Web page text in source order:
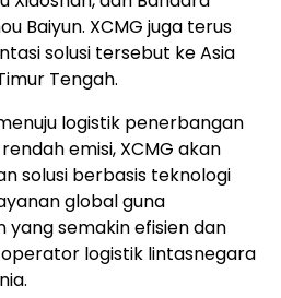
Baiyun. XCMG juga terus
solusi tersebut ke Asia
Tengah.
logistik penerbangan
emisi, XCMG akan
solusi berbasis teknologi
global guna
semakin efisien dan
logistik lintasnegara